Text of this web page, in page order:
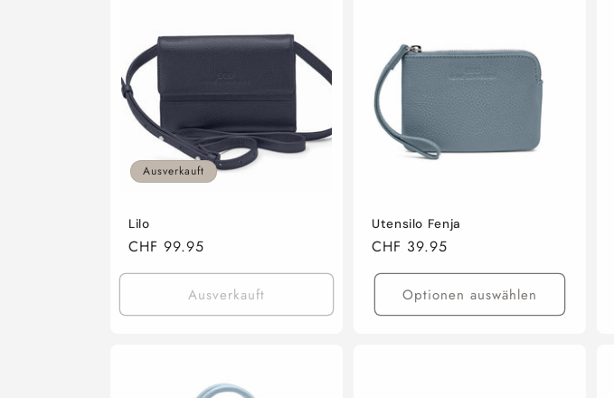
Ausverkauft
Lilo
Normaler
Preis
CHF 99.95
Ausverkauft
Utensilo Fenja
Normaler
Preis
CHF 39.95
Optionen auswählen